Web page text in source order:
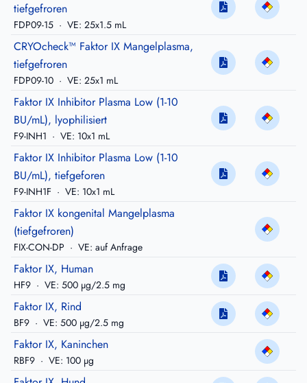
tiefgefroren
FDP09-15 · VE: 25x1.5 mL
CRYOcheck™ Faktor IX Mangelplasma,
tiefgefroren
FDP09-10 · VE: 25x1 mL
Faktor IX Inhibitor Plasma Low (1-10
BU/mL), lyophilisiert
F9-INH1 · VE: 10x1 mL
Faktor IX Inhibitor Plasma Low (1-10
BU/mL), tiefgeforen
F9-INH1F · VE: 10x1 mL
Faktor IX kongenital Mangelplasma
(tiefgefroren)
FIX-CON-DP · VE: auf Anfrage
Faktor IX, Human
HF9 · VE: 500 µg/2.5 mg
Faktor IX, Rind
BF9 · VE: 500 µg/2.5 mg
Faktor IX, Kaninchen
RBF9 · VE: 100 µg